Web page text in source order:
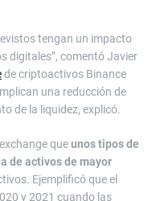
tengan un impacto
digitales”, comentó Javier
de criptoactivos Binance
una reducción de
de la liquidez, explicó.
queunos tipos de
de activos de mayor
Ejemplificó que el
y 2021 cuando las